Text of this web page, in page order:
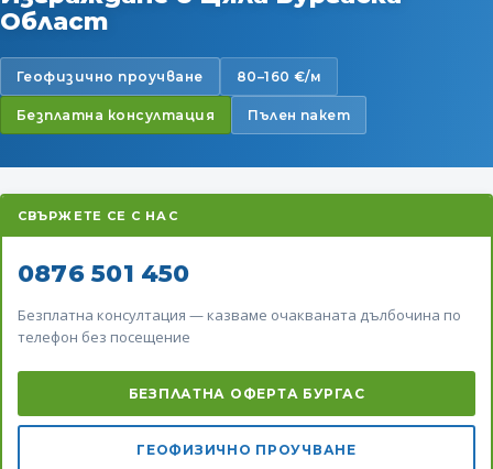
Област
Геофизично проучване 80–160 €/м
Безплатна консултация Пълен пакет
СВЪРЖЕТЕ СЕ С НАС
0876 501 450
Безплатна консултация — казваме очакваната дълбочина по
телефон без посещение
БЕЗПЛАТНА ОФЕРТА БУРГАС
ГЕОФИЗИЧНО ПРОУЧВАНЕ